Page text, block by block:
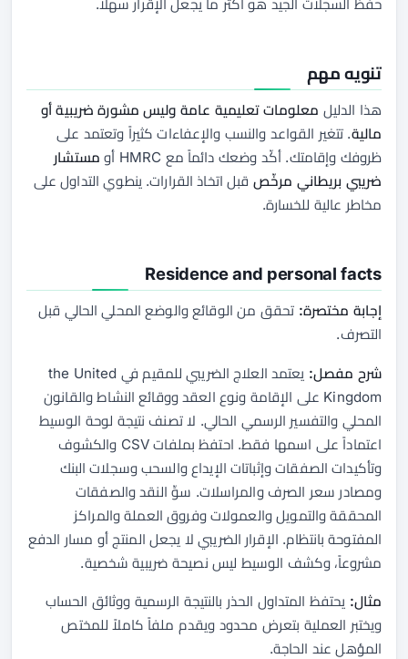
حفظ السجلات الجيد هو أكثر ما يجعل الإقرار سهلاً.
تنويه مهم
هذا الدليل معلومات تعليمية عامة وليس مشورة ضريبية أو
مالية. تتغير القواعد والنسب والإعفاءات كثيراً وتعتمد على
ظروفك وإقامتك. أكّد وضعك دائماً مع HMRC أو
مستشار
ضريبي بريطاني مرخّص قبل اتخاذ القرارات. ينطوي التداول على
مخاطر عالية للخسارة.
Residence and personal facts
إجابة مختصرة: تحقق من الوقائع والوضع المحلي الحالي قبل
التصرف.
شرح مفصل:
يعتمد العلاج الضريبي للمقيم في the United
Kingdom على الإقامة ونوع العقد ووقائع النشاط والقانون
المحلي والتفسير الرسمي الحالي. لا تصنف نتيجة لوحة الوسيط
اعتماداً على اسمها فقط. احتفظ بملفات CSV والكشوف
وتأكيدات الصفقات وإثباتات الإيداع والسحب وسجلات البنك
ومصادر سعر الصرف والمراسلات. سوِّ النقد والصفقات
المحققة والتمويل والعمولات وفروق العملة والمراكز
المفتوحة بانتظام. الإقرار الضريبي لا يجعل المنتج أو مسار الدفع
مشروعاً، وكشف الوسيط ليس نصيحة ضريبية شخصية.
مثال: يحتفظ المتداول الحذر بالنتيجة الرسمية ووثائق الحساب
ويختبر العملية بتعرض محدود ويقدم ملفاً كاملاً للمختص
المؤهل عند الحاجة.